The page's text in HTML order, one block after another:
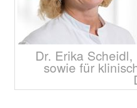
Dr. Erika
sowie für